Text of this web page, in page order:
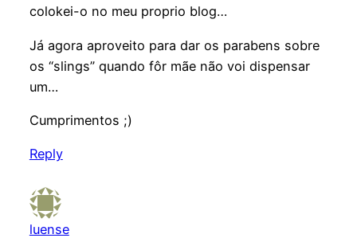
colokei-o no meu proprio blog…
Já agora aproveito para dar os parabens sobre
os “slings” quando fôr mãe não voi dispensar
um…
Cumprimentos ;)
Reply
luense